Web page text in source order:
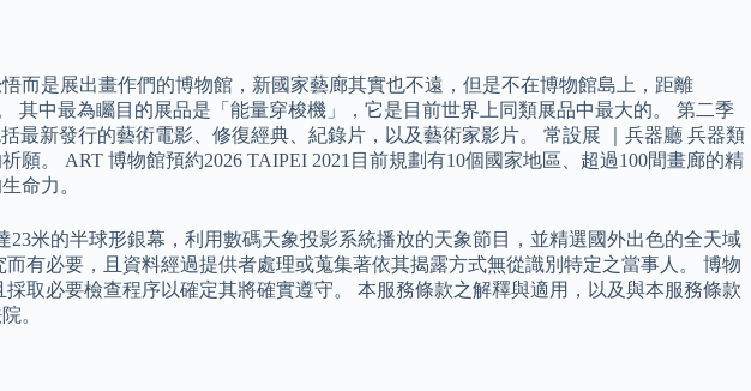
而是展出畫作們的博物館，新國家藝廊其實也不遠，但是不在博物館島上，距離
其中最為矚目的展品是「能量穿梭機」，它是目前世界上同類展品中最大的。 第二季
最新發行的藝術電影、修復經典、紀錄片，以及藝術家影片。 常設展 ｜兵器廳 兵器類
。 ART 博物館預約2026 TAIPEI 2021目前規劃有10個國家地區、超過100間畫廊的精
命力。
米的半球形銀幕，利用數碼天象投影系統播放的天象節目，並精選國外出色的全天域
有必要，且資料經過提供者處理或蒐集著依其揭露方式無從識別特定之當事人。 博物
取必要檢查程序以確定其將確實遵守。 本服務條款之解釋與適用，以及與本服務條款
。